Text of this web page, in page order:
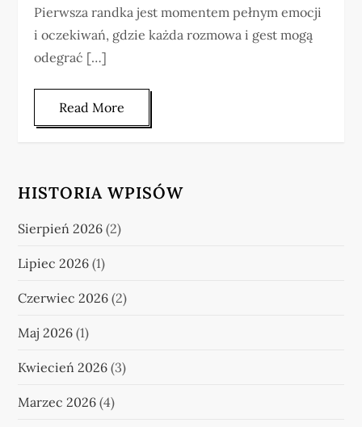
Pierwsza randka jest momentem pełnym emocji
i oczekiwań, gdzie każda rozmowa i gest mogą
odegrać […]
Read More
HISTORIA WPISÓW
Sierpień 2026 (2)
Lipiec 2026 (1)
Czerwiec 2026 (2)
Maj 2026 (1)
Kwiecień 2026 (3)
Marzec 2026 (4)